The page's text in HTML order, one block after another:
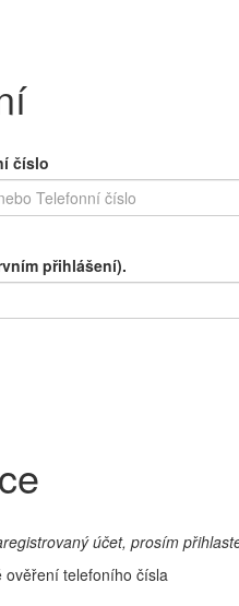
číslo
přihlášení).
účet, prosím
ověření telefoního čísla